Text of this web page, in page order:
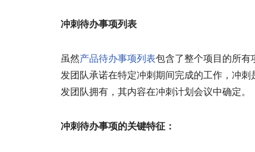
冲刺待办事项列表
虽然产品待办事项列表包含了整个项目的所有
发团队承诺在特定冲刺期间完成的工作，冲
发团队拥有，其内容在冲刺计划会议中确定。
冲刺待办事项的关键特征：